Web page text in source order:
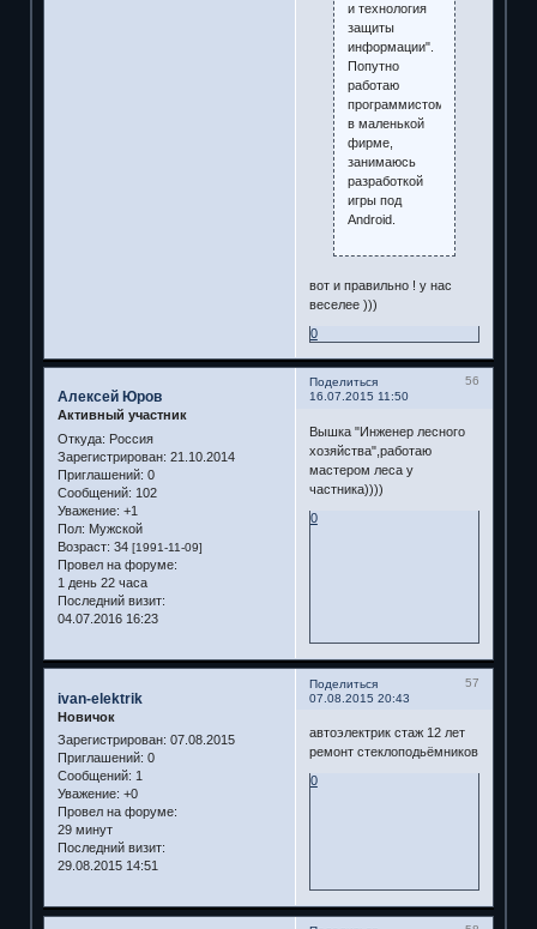
и технология
защиты
информации".
Попутно
работаю
программистом
в маленькой
фирме,
занимаюсь
разработкой
игры под
Android.
вот и правильно ! у нас
веселее )))
0
Поделиться
56
16.07.2015 11:50
Алексей Юров
Активный участник
Откуда: Россия
Зарегистрирован: 21.10.2014
Приглашений: 0
Сообщений: 102
Уважение: +1
Пол: Мужской
Возраст: 34 [1991-11-09]
Провел на форуме:
1 день 22 часа
Последний визит:
04.07.2016 16:23
Вышка "Инженер лесного
хозяйства",работаю
мастером леса у
частника))))
0
Поделиться
57
07.08.2015 20:43
ivan-elektrik
Новичок
Зарегистрирован: 07.08.2015
Приглашений: 0
Сообщений: 1
Уважение: +0
Провел на форуме:
29 минут
Последний визит:
29.08.2015 14:51
автоэлектрик стаж 12 лет
ремонт стеклоподьёмников
0